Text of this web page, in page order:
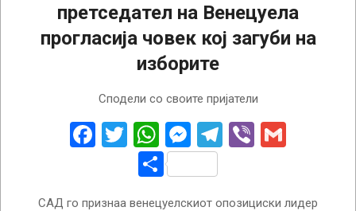
претседател на Венецуела
прогласија човек кој загуби на
изборите
Сподели со своите пријатели
Facebook
Twitter
WhatsApp
Messenger
Telegram
Viber
Share
САД го признаа венецуелскиот опозициски лидер